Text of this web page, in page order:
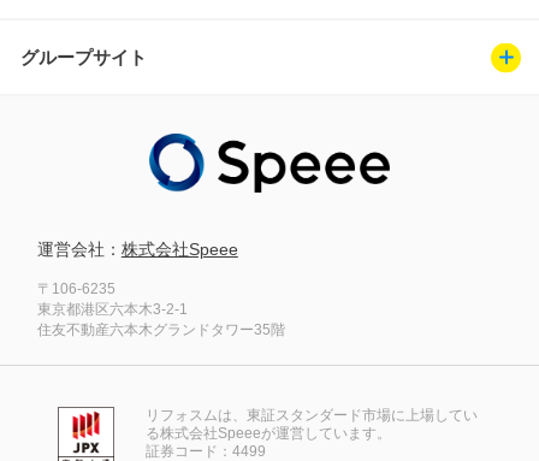
グループサイト
運営会社： 株式会社Speee
〒106-6235
東京都港区六本木3-2-1
住友不動産六本木グランドタワー35階
リフォスムは、東証スタンダード市場に上場してい
る株式会社Speeeが運営しています。
証券コード：4499